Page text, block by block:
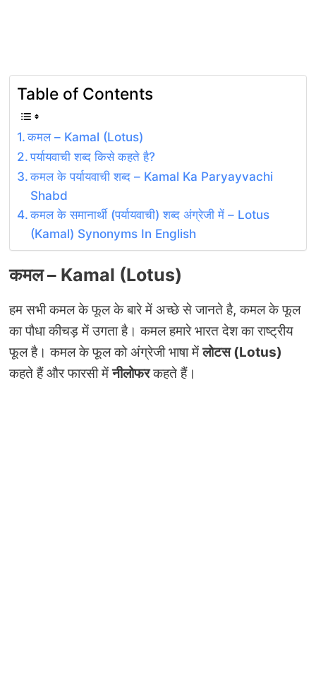
Table of Contents
कमल – Kamal (Lotus)
पर्यायवाची शब्द किसे कहते है?
कमल के पर्यायवाची शब्द – Kamal Ka Paryayvachi
Shabd
कमल के समानार्थी (पर्यायवाची) शब्द अंग्रेजी में – Lotus
(Kamal) Synonyms In English
कमल – Kamal (Lotus)
हम सभी कमल के फूल के बारे में अच्छे से जानते है, कमल के फूल
का पौधा कीचड़ में उगता है। कमल हमारे भारत देश का राष्ट्रीय
फूल है। कमल के फूल को अंग्रेजी भाषा मेंलोटस (Lotus)
कहते हैं और फारसी मेंनीलोफरकहते हैं।